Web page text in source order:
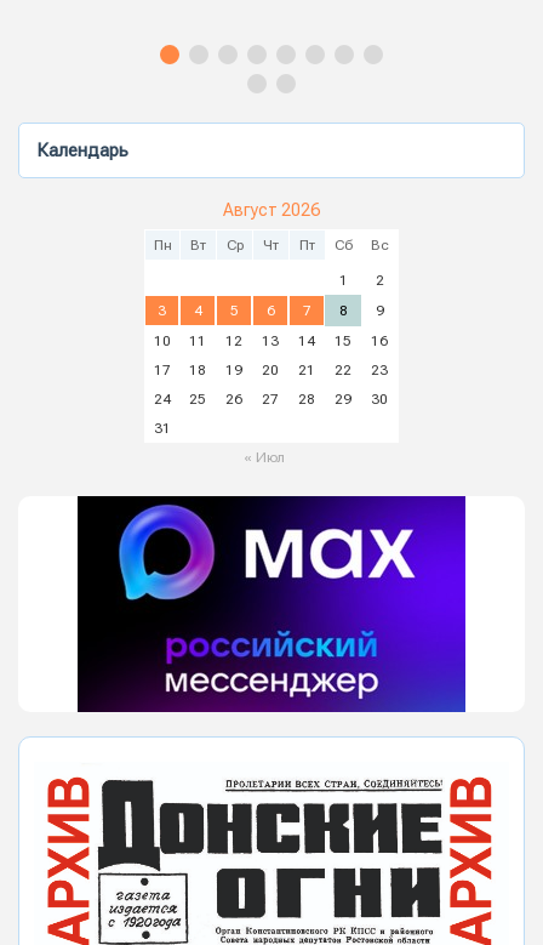
Календарь
Август 2026
Пн Вт Ср Чт Пт Сб Вс
1
2
3
4 5 6 7 8
9
10
11 12 13 14 15
16
17
18 19 20 21 22
23
24
25 26 27 28 29
30
31
« Июл